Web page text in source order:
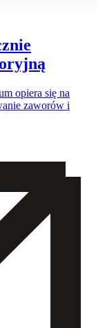
opiera się na
zaworów i